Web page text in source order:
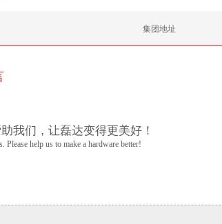
集团地址
我们，让磊达变得更美好！
Please help us to make a hardware better!